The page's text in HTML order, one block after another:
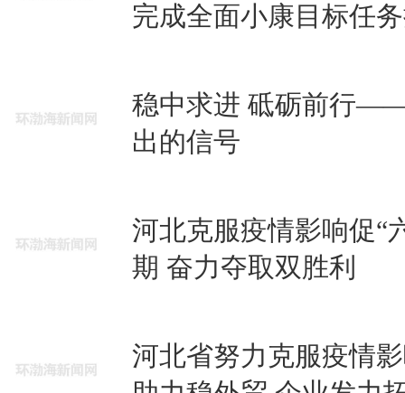
完成全面小康目标任
稳中求进 砥砺前行——
出的信号
河北克服疫情影响促“
期 奋力夺取双胜利
河北省努力克服疫情